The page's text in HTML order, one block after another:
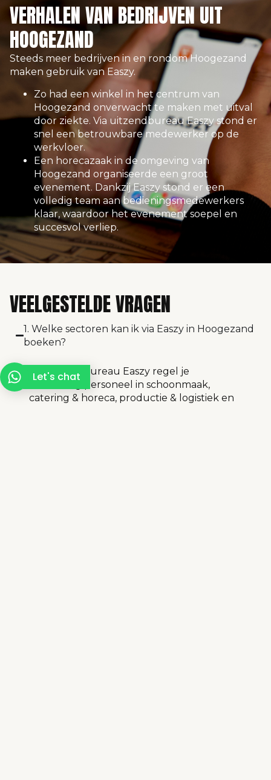
VERHALEN VAN BEDRIJVEN UIT
HOOGEZAND
Steeds meer bedrijven in en rondom Hoogezand
maken gebruik van Easzy.
Zo had een winkel in het centrum van
Hoogezand onverwacht te maken met uitval
door ziekte. Via uitzendbureau Easzy stond er
snel een betrouwbare medewerker op de
werkvloer.
Een horecazaak in de omgeving van
Hoogezand organiseerde een groot
evenement. Dankzij Easzy stond er een
volledig team aan bedieningsmedewerkers
klaar, waardoor het evenement soepel en
succesvol verliep.
VEELGESTELDE VRAGEN
1. Welke sectoren kan ik via Easzy in Hoogezand
boeken?
Via uitzendbureau Easzy regel je
eenvoudig personeel in schoonmaak,
catering & horeca, productie & logistiek en
Let's chat